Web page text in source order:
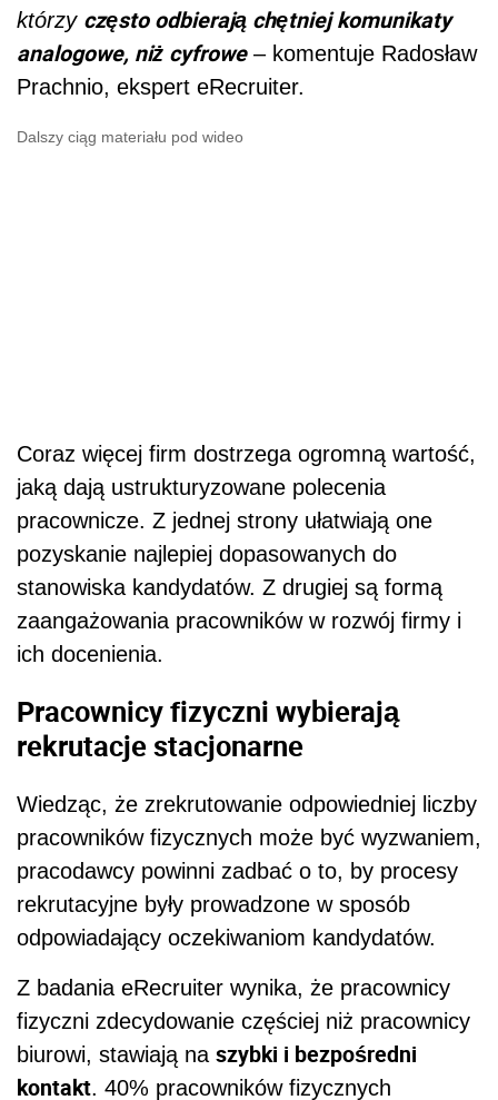
którzy często odbierają chętniej komunikaty
analogowe, niż cyfrowe– komentuje Radosław
Prachnio, ekspert eRecruiter.
Dalszy ciąg materiału pod wideo
Coraz więcej firm dostrzega ogromną wartość,
jaką dają ustrukturyzowane polecenia
pracownicze. Z jednej strony ułatwiają one
pozyskanie najlepiej dopasowanych do
stanowiska kandydatów. Z drugiej są formą
zaangażowania pracowników w rozwój firmy i
ich docenienia.
Pracownicy fizyczni wybierają
rekrutacje stacjonarne
Wiedząc, że zrekrutowanie odpowiedniej liczby
pracowników fizycznych może być wyzwaniem,
pracodawcy powinni zadbać o to, by procesy
rekrutacyjne były prowadzone w sposób
odpowiadający oczekiwaniom kandydatów.
Z badania eRecruiter wynika, że pracownicy
fizyczni zdecydowanie częściej niż pracownicy
biurowi, stawiają na szybki i bezpośredni
kontakt. 40% pracowników fizycznych